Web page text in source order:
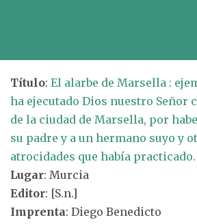
Título: El alarbe de Marsella :
ha ejecutado Dios nuestro Señor
de la ciudad de Marsella, por
su padre y a un hermano suyo y
atrocidades que había practicado.
Lugar: Murcia
Editor: [S.n.]
Imprenta: Diego Benedicto